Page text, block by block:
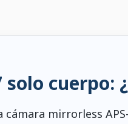
solo
cámara mirrorless